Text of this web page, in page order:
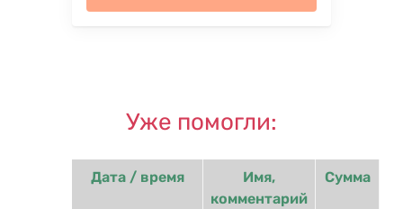
Уже помогли:
Дата / время
Имя,
комментарий
Сумма